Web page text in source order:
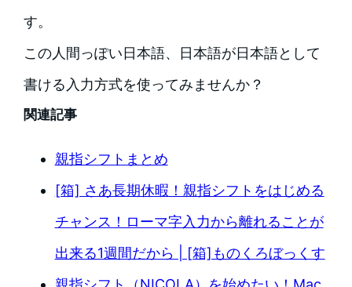
す。
この人間っぽい日本語、日本語が日本語として
書ける入力方式を使ってみませんか？
関連記事
親指シフトまとめ
[箱] さあ長期休暇！親指シフトをはじめる
チャンス！ローマ字入力から離れることが
出来る1週間だから | [箱]ものくろぼっくす